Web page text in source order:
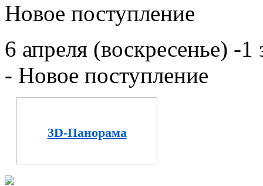
Новое поступление
6 апреля (воскресенье) -
- Новое поступление
3D-Панорама